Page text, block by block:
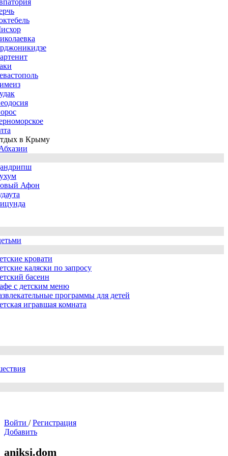
в Крыму
Афон
кровати
каляски по запросу
басеин
с детским меню
программы для детей
игравшая комната
Войти / Регистрация
Добавить
aniksi.dom